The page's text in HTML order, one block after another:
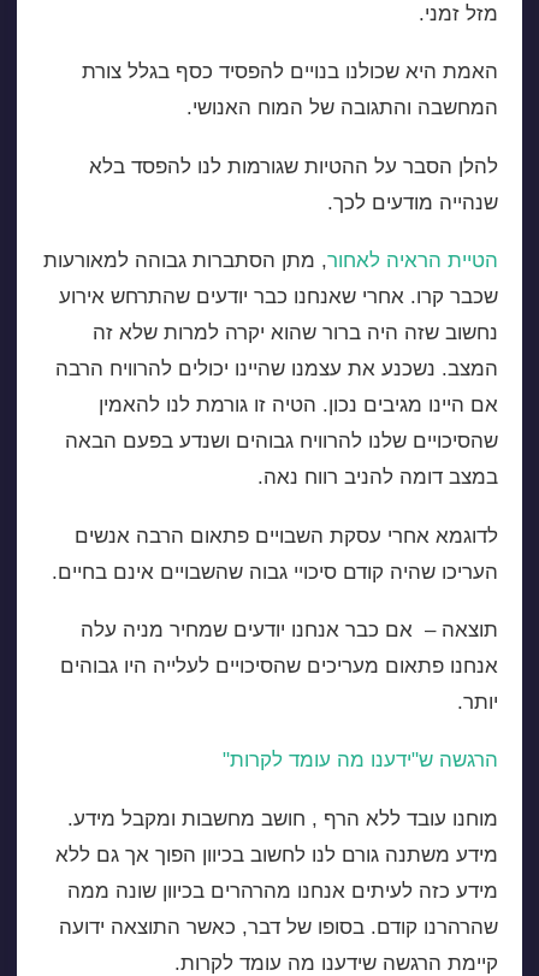
מזל זמני.
האמת היא שכולנו בנויים להפסיד כסף בגלל צורת
המחשבה והתגובה של המוח האנושי.
להלן הסבר על ההטיות שגורמות לנו להפסד בלא
שנהייה מודעים לכך.
הטיית הראיה לאחור, מתן הסתברות גבוהה למאורעות
שכבר קרו. אחרי שאנחנו כבר יודעים שהתרחש אירוע
נחשוב שזה היה ברור שהוא יקרה למרות שלא זה
המצב. נשכנע את עצמנו שהיינו יכולים להרוויח הרבה
אם היינו מגיבים נכון. הטיה זו גורמת לנו להאמין
שהסיכויים שלנו להרוויח גבוהים ושנדע בפעם הבאה
במצב דומה להניב רווח נאה.
לדוגמא אחרי עסקת השבויים פתאום הרבה אנשים
העריכו שהיה קודם סיכויי גבוה שהשבויים אינם בחיים.
תוצאה – אם כבר אנחנו יודעים שמחיר מניה עלה
אנחנו פתאום מעריכים שהסיכויים לעלייה היו גבוהים
יותר.
הרגשה ש"ידענו מה עומד לקרות"
מוחנו עובד ללא הרף , חושב מחשבות ומקבל מידע.
מידע משתנה גורם לנו לחשוב בכיוון הפוך אך גם ללא
מידע כזה לעיתים אנחנו מהרהרים בכיוון שונה ממה
שהרהרנו קודם. בסופו של דבר, כאשר התוצאה ידועה
קיימת הרגשה שידענו מה עומד לקרות.